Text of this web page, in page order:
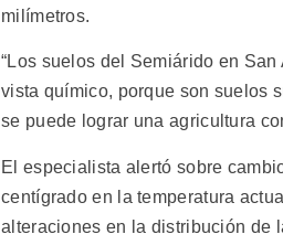
milímetros.
“Los suelos del Semiárido en
vista químico, porque son suelos
se puede lograr una agricultura
El especialista alertó sobre
centígrado en la temperatura
alteraciones en la distribución de